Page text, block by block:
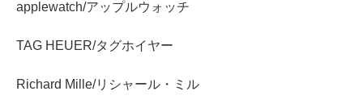
applewatch/アップルウォッチ
TAG HEUER/タグホイヤー
Richard Mille/リシャール・ミル